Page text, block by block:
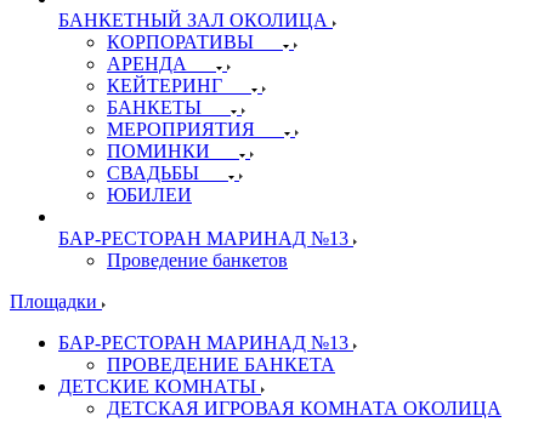
БАНКЕТНЫЙ ЗАЛ ОКОЛИЦА
КОРПОРАТИВЫ
АРЕНДА
КЕЙТЕРИНГ
БАНКЕТЫ
МЕРОПРИЯТИЯ
ПОМИНКИ
СВАДЬБЫ
ЮБИЛЕИ
БАР-РЕСТОРАН МАРИНАД №13
Проведение банкетов
Площадки
БАР-РЕСТОРАН МАРИНАД №13
ПРОВЕДЕНИЕ БАНКЕТА
ДЕТСКИЕ КОМНАТЫ
ДЕТСКАЯ ИГРОВАЯ КОМНАТА ОКОЛИЦА